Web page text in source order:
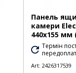
Панель
камери
440х155 мм
Термін
Art: 2426317539